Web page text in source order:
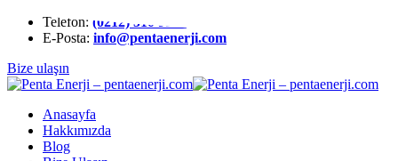
Telefon: (0212) 510 9991
E-Posta: info@pentaenerji.com
Bize ulaşın
Anasayfa
Hakkımızda
Blog